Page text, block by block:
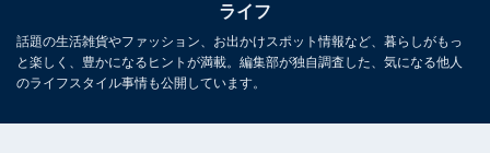
ライフ
話題の生活雑貨やファッション、お出かけスポット情報など、暮らしがもっ
と楽しく、豊かになるヒントが満載。編集部が独自調査した、気になる他人
のライフスタイル事情も公開しています。